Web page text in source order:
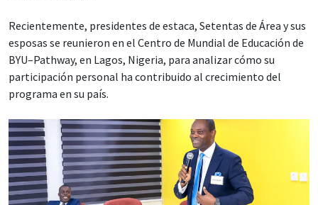
Recientemente, presidentes de estaca, Setentas de Área y sus
esposas se reunieron en el Centro de Mundial de Educación de
BYU–Pathway, en Lagos, Nigeria, para analizar cómo su
participación personal ha contribuido al crecimiento del
programa en su país.